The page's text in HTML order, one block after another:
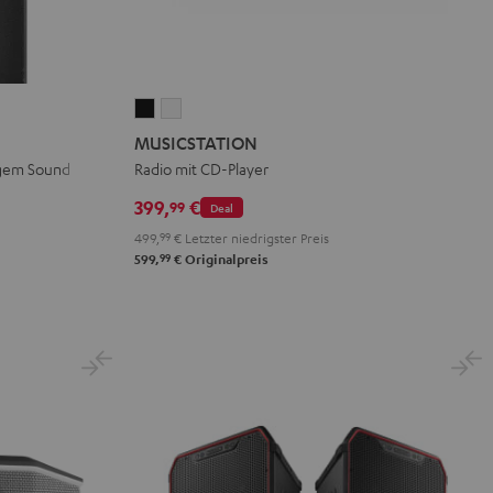
Sound
Schwarz
Weiß
MUSICSTATION
Radio mit CD-Player
Deal
399,99 €
499, 99 € Letzter niedrigster Preis
599,99 € Originalpreis